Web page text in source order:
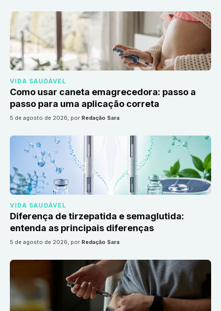
VIDA SAUDÁVEL
Como usar caneta emagrecedora: passo a
passo para uma aplicação correta
5 de agosto de 2026, por Redação Sara
VIDA SAUDÁVEL
Diferença de tirzepatida e semaglutida:
entenda as principais diferenças
5 de agosto de 2026, por Redação Sara